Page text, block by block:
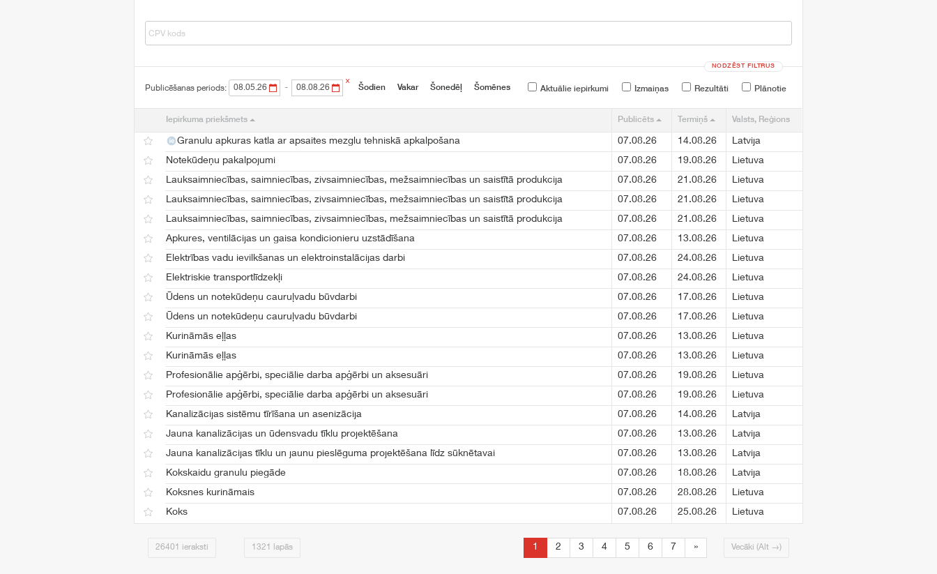
Publicēšanas periods: -
×
Šodien
Vakar Šonedēļ Šomēnes Aktuālie iepirkumi Izmaiņas Rezultāti Plānotie
NODZĒST FILTRUS
Iepirkuma priekšmets Publicēts Termiņš Valsts, Reģions
Granulu apkuras katla ar apsaites mezglu tehniskā apkalpošana 07.08.26 14.08.26
Latvija
Notekūdeņu pakalpojumi
07.08.26 19.08.26
Lietuva
Lauksaimniecības, saimniecības, zivsaimniecības, mežsaimniecības un saistītā produkcija
07.08.26 21.08.26
Lietuva
Lauksaimniecības, saimniecības, zivsaimniecības, mežsaimniecības un saistītā produkcija
07.08.26 21.08.26
Lietuva
Lauksaimniecības, saimniecības, zivsaimniecības, mežsaimniecības un saistītā produkcija
07.08.26 21.08.26
Lietuva
Apkures, ventilācijas un gaisa kondicionieru uzstādīšana
07.08.26 13.08.26
Lietuva
Elektrības vadu ievilkšanas un elektroinstalācijas darbi
07.08.26 24.08.26
Lietuva
Elektriskie transportlīdzekļi
07.08.26 24.08.26
Lietuva
Ūdens un notekūdeņu cauruļvadu būvdarbi
07.08.26 17.08.26
Lietuva
Ūdens un notekūdeņu cauruļvadu būvdarbi
07.08.26 17.08.26
Lietuva
Kurināmās eļļas
07.08.26 13.08.26
Lietuva
Kurināmās eļļas
07.08.26 13.08.26
Lietuva
Profesionālie apģērbi, speciālie darba apģērbi un aksesuāri
07.08.26 19.08.26
Lietuva
Profesionālie apģērbi, speciālie darba apģērbi un aksesuāri
07.08.26 19.08.26
Lietuva
Kanalizācijas sistēmu tīrīšana un asenizācija
07.08.26 14.08.26
Latvija
Jauna kanalizācijas un ūdensvadu tīklu projektēšana
07.08.26 13.08.26
Latvija
Jauna kanalizācijas tīklu un jaunu pieslēguma projektēšana līdz sūknētavai
07.08.26 13.08.26
Latvija
Kokskaidu granulu piegāde
07.08.26 18.08.26
Latvija
Koksnes kurināmais
07.08.26 28.08.26
Lietuva
Koks
07.08.26 25.08.26 Lietuva
26401 ieraksti 1321 lapās 1 2 3 4 5 6 7 » Vecāki (Alt →)